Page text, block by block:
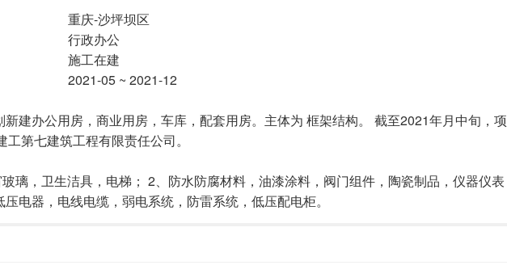
重庆-沙坪坝区
行政办公
施工在建
2021-05 ~ 2021-12
建办公用房，商业用房，车库，配套用房。主体为 框架结构。 截至2021年月中旬，
第七建筑工程有限责任公司。
璃，卫生洁具，电梯； 2、防水防腐材料，油漆涂料，阀门组件，陶瓷制品，仪器仪
电器，电线电缆，弱电系统，防雷系统，低压配电柜。